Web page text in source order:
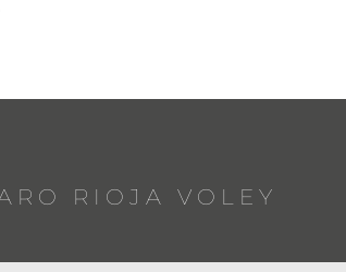
RIOJA VOLEY